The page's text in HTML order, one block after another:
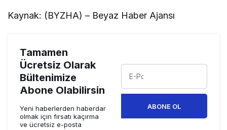
Kaynak: (BYZHA) – Beyaz Haber Ajansı
Tamamen
Ücretsiz Olarak
Bültenimize
Abone Olabilirsin
Yeni haberlerden haberdar
olmak için fırsatı kaçırma
ve ücretsiz e-posta
ABONE OL